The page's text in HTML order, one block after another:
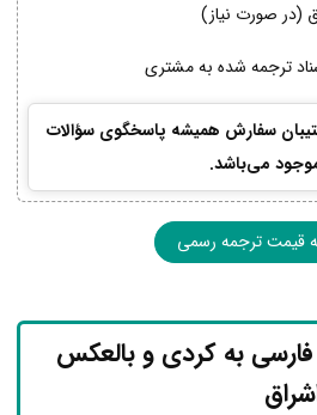
(در صورت نیاز)
ترجمه شده به مشتری
سفارش همیشه پاسخگوی سؤالات
می‌باشد.
قیمت ترجمه رسمی
به کردی و بالعکس